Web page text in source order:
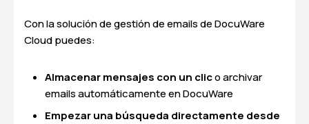
Con la solución de gestión de emails de DocuWare
Cloud puedes:
Almacenar mensajes con un clico archivar
emails automáticamente en DocuWare
Empezar una búsqueda directamente desde